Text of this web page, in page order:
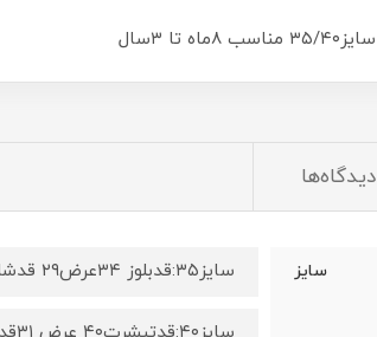
دیدگاه‌ها
سایز سایز۳۵:قدبلوز ۳۴عرض۲۹ قدشلوار۴۸